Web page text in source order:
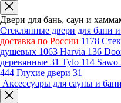
Двери для бань, саун и
Стеклянные двери для бани
доставка по России 1178
душевых 1063 Harvia 136
деревянные 31 Tylo 114 Sawo
444 Глухие двери 31
Аксессуары для сауны и бани